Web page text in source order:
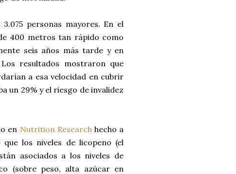
personas mayores. En el
400 metros tan rápido como
seis años más tarde y en
resultados mostraron que
a esa velocidad en cubrir
un 29% y el riesgo de invalidez
en Nutrition Researchhecho a
los niveles de licopeno (el
asociados a los niveles de
(sobre peso, alta azúcar en